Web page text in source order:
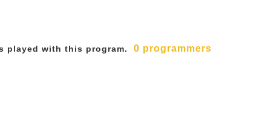
played with this program. 0 programmers